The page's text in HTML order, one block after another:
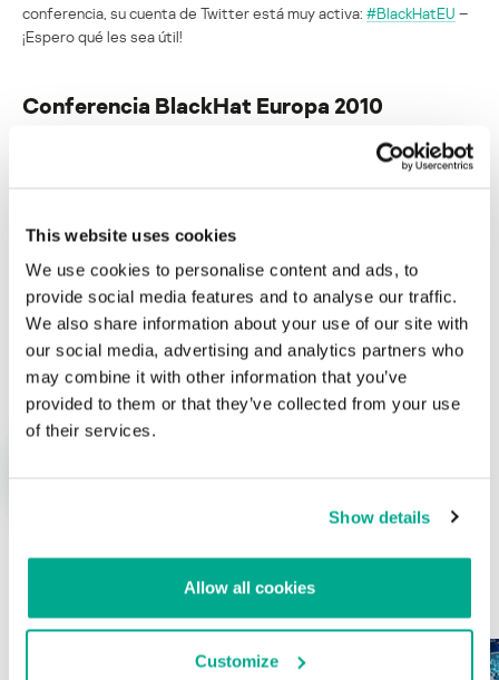
This website uses cookies
We use cookies to personalise content and ads, to
provide social media features and to analyse our traffic.
We also share information about your use of our site with
our social media, advertising and analytics partners who
may combine it with other information that you’ve
provided to them or that they’ve collected from your use
of their services.
Show details
Allow all cookies
Customize
conferencia, su cuenta de Twitter está muy activa: #BlackHatEU –
¡Espero qué les sea útil!
Conferencia BlackHat Europa 2010
Su dirección de correo electrónico no será publicada. Los
Nombre* Correo electrónico*
ÚLTIMAS PUBLICACIONES